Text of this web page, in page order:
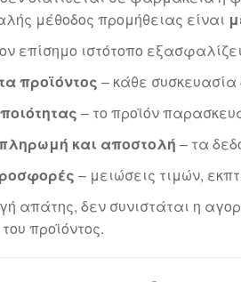
μέθοδος προμήθειας είναι
επίσημο ιστότοπο
προϊόντος – κάθε συσκευασία
– το προϊόν
και αποστολή – τα
– μειώσεις τιμών,
απάτης, δεν συνιστάται η
προϊόντος.